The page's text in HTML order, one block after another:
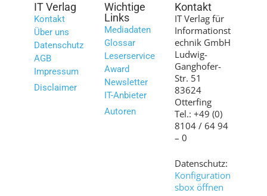
IT Verlag
Kontakt
Über uns
Datenschutz
AGB
Impressum
Disclaimer
Wichtige
Links
Mediadaten
Glossar
Leserservice
Award
Newsletter
IT-Anbieter
Autoren
Kontakt
IT Verlag für
Informationst
echnik GmbH
Ludwig-
Ganghofer-
Str. 51
83624
Otterfing
Tel.: +49 (0)
8104 / 64 94
– 0
Datenschutz:
Konfiguration
sbox öffnen